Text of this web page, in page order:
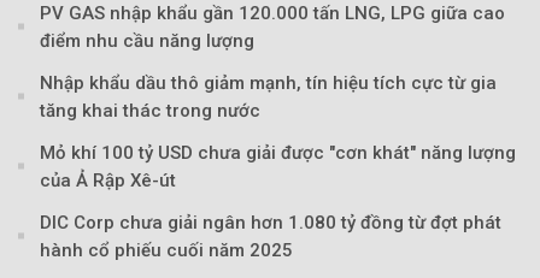
PV GAS nhập khẩu gần 120.000 tấn LNG, LPG giữa cao
điểm nhu cầu năng lượng
Nhập khẩu dầu thô giảm mạnh, tín hiệu tích cực từ gia
tăng khai thác trong nước
Mỏ khí 100 tỷ USD chưa giải được "cơn khát" năng lượng
của Ả Rập Xê-út
DIC Corp chưa giải ngân hơn 1.080 tỷ đồng từ đợt phát
hành cổ phiếu cuối năm 2025